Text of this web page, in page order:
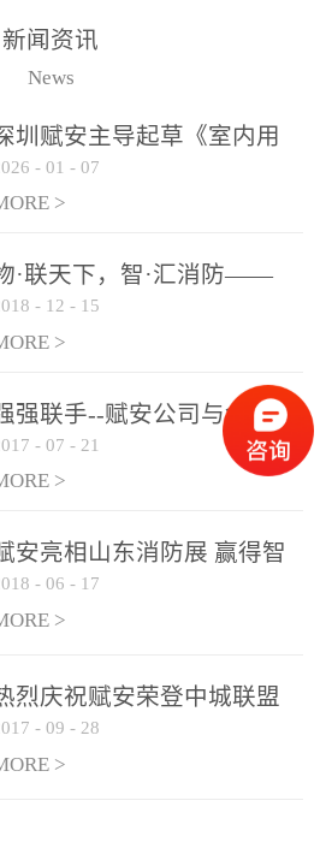
灾
警领域三十多年技术积累
和工程实践的结晶。
新闻资讯
News
圳赋安主导起草《室内用
动能电池技术规程》 正式
局光伏新能源产业
- 01 - 07
>
·联天下，智·汇消防——
安F&S 2018上海消防展圆
落幕
- 12 - 15
>
强联手--赋安公司与金科
团达成战略合作协议
- 07 - 21
>
安亮相山东消防展 赢得智
消防新荣耀
- 06 - 17
>
烈庆祝赋安荣登中城联盟
合采购战略合作平台
- 09 - 28
>